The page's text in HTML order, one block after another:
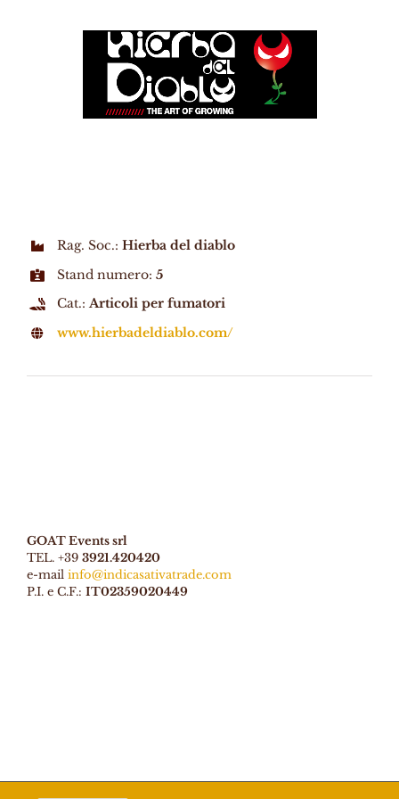
Rag. Soc.: Hierba del diablo
Stand numero: 5
Cat.:Articoli per fumatori
www.hierbadeldiablo.com/
GOAT Events srl
TEL. +39 3921.420420
e-mail info@indicasativatrade.com
P.I. e C.F.: IT02359020449